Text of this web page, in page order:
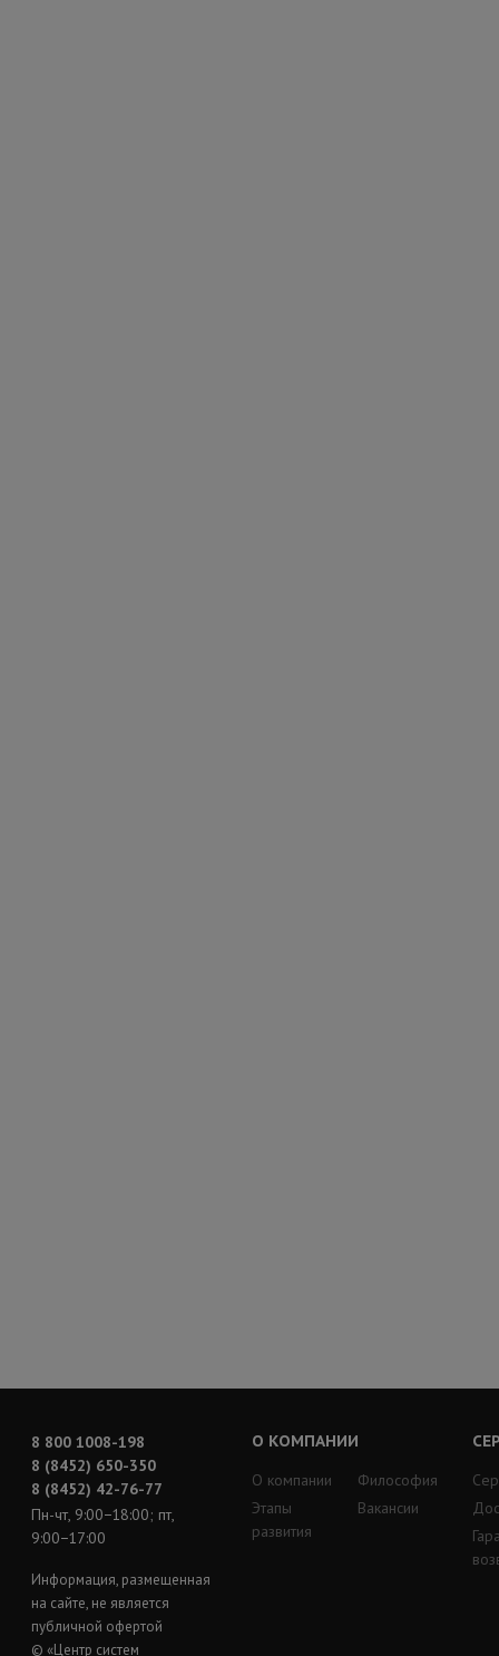
8 800 1008-198
8 (8452) 650-350
8 (8452) 42-76-77
Пн-чт, 9:00−18:00; пт,
9:00−17:00
Информация, размещенная
на сайте, не является
публичной офертой
© «Центр систем
О КОМПАНИИ
О компании
Этапы
развития
Философия
Вакансии